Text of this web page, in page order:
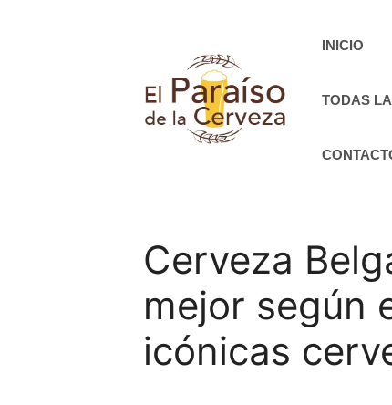
INICIO
TODAS
Cerveza
mejor según
icónicas